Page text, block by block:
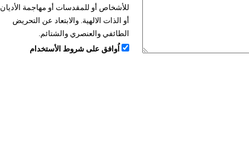
للأشخاص أو للمقدسات أو مهاجمة الأديان
أو الذات الالهية. والابتعاد عن التحريض
الطائفي والعنصري والشتائم.
اُوافق على شروط الأستخدام